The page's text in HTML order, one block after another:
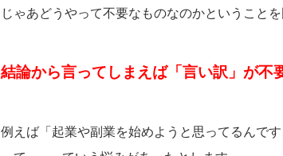
じゃあどうやって不要なものなのかということを
結論から言ってしまえば「言い訳」が不
例えば「起業や副業を始めようと思ってるんで